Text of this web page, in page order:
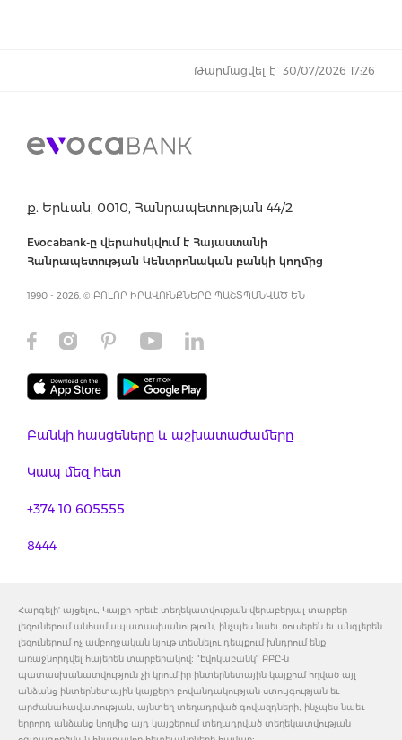
Թարմացվել է` 30/07/2026 17:26
ք. Երևան, 0010, Հանրապետության 44/2
Evocabank-ը վերահսկվում է Հայաստանի
Հանրապետության Կենտրոնական բանկի կողմից
1990 - 2026, © ԲՈԼՈՐ ԻՐԱՎՈՒՆՔՆԵՐԸ ՊԱՇՏՊԱՆՎԱԾ ԵՆ
Բանկի հասցեները և աշխատաժամերը
Կապ մեզ հետ
+374 10 605555
8444
Հարգելի' այցելու, Կայքի որեւէ տեղեկատվության վերաբերյալ տարբեր
լեզուներում անհամապատասխանություն, ինչպես նաեւ ռուսերեն եւ անգլերեն
լեզուներում ոչ ամբողջական նյութ տեսնելու դեպքում խնդրում ենք
առաջնորդվել հայերեն տարբերակով: "Էվոկաբանկ" ԲԲԸ-ն
պատասխանատվություն չի կրում իր ինտերնետային կայքում հղված այլ
անձանց ինտերնետային կայքերի բովանդակության ստույգության եւ
արժանահավատության, այնտեղ տեղադրված գովազդների, ինչպես նաեւ
երրորդ անձանց կողմից այդ կայքերում տեղադրված տեղեկատվության